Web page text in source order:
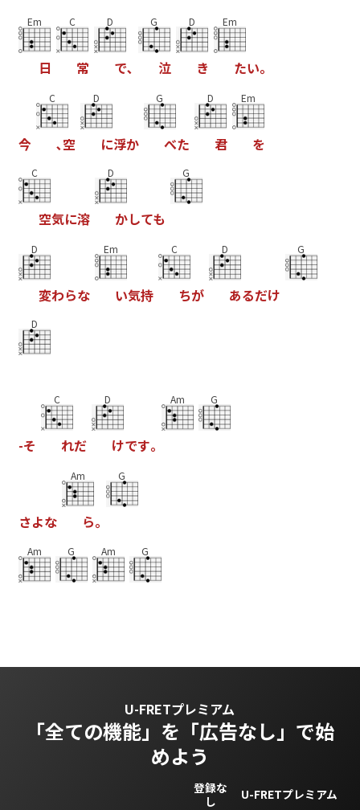
Em
日
C
常
D
で､
G
泣
D
き
Em
たい｡
今
C
､空
D
に浮か
G
べた
D
君
Em
を
C
空気に溶
D
かしても
G
D
変わらな
Em
い気持
C
ちが
D
あるだけ
G
D
-そ
C
れだ
D
けです｡
Am G
さよな
Am
ら｡
G
Am G Am G
U-FRETプレミアム
「全ての機能」を 「広告なし」で始
めよう
登録な
し
U-FRETプレミアム